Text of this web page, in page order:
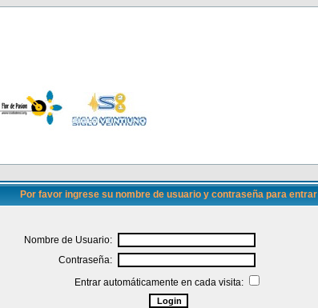
Por favor ingrese su nombre de usuario y contraseña para entrar
Nombre de Usuario:
Contraseña:
Entrar automáticamente en cada visita: